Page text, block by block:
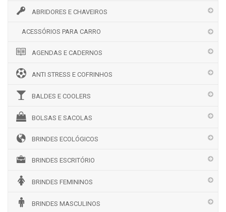
ABRIDORES E CHAVEIROS
ACESSÓRIOS PARA CARRO
AGENDAS E CADERNOS
ANTI STRESS E COFRINHOS
BALDES E COOLERS
BOLSAS E SACOLAS
BRINDES ECOLÓGICOS
BRINDES ESCRITÓRIO
BRINDES FEMININOS
BRINDES MASCULINOS